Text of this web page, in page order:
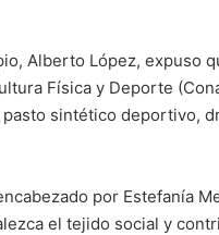
Alberto López, expuso
Física y Deporte
sintético deportivo,
por Estefanía
el tejido social y